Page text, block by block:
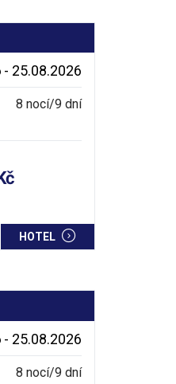
- 25.08.2026
8 nocí/9 dní
HOTEL
- 25.08.2026
8 nocí/9 dní